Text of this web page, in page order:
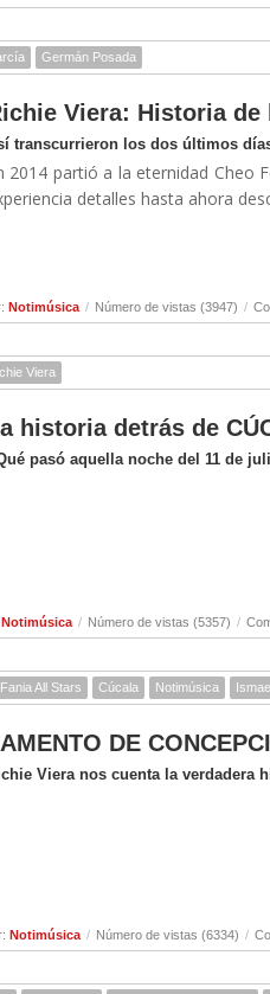
Germán Posada
Viera: Historia
transcurrieron los dos últimos
2014 partió a la eternidad Cheo
detalles hasta ahora
Notimúsica / Número de vistas (3947) /
Viera
historia detrás de
pasó aquella noche del 11 de
Notimúsica / Número de vistas (5357) /
Fania All Stars Cúcala Notimúsica
DE
Viera nos cuenta la verdadera
Notimúsica / Número de vistas (6334) /